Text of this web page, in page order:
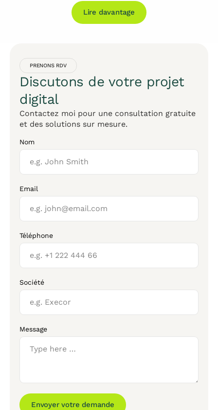
Lire davantage
PRENONS RDV
Discutons de votre projet
digital
Contactez moi pour une consultation gratuite
et des solutions sur mesure.
Nom
Email
Téléphone
Société
Message
Envoyer votre demande